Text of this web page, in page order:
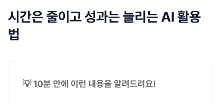
시간은 줄이고 성과는 늘리는 AI 활용
법
💡 10분 안에 이런 내용을 알려드려요!